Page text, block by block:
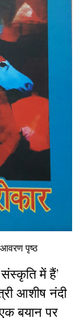
आवरण पृष्ठ
में हैं’
आशीष नंदी
एक बयान पर